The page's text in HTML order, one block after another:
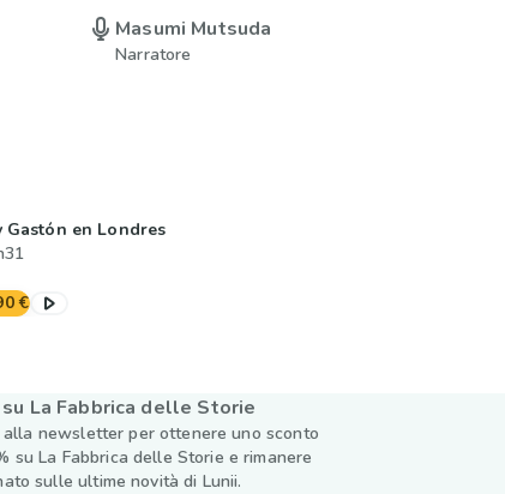
Masumi Mutsuda
Narratore
Gastón en Londres
€
La Fabbrica delle Storie
alla newsletter per ottenere uno sconto
su La Fabbrica delle Storie e rimanere
sulle ultime novità di Lunii.